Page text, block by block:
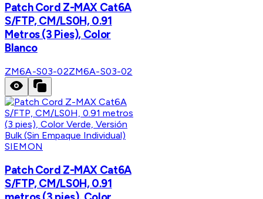
Patch Cord Z-MAX Cat6A
S/FTP, CM/LS0H, 0.91
Metros (3 Pies), Color
Blanco
ZM6A-S03-02ZM6A-S03-02
SIEMON
Patch Cord Z-MAX Cat6A
S/FTP, CM/LS0H, 0.91